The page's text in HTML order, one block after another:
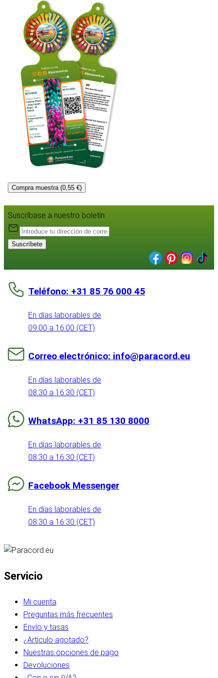
Compra muestra (0,55 €)
Suscríbase a nuestro boletín:
Suscríbete
Teléfono: +31 85 76 000 45
En días laborables de
09:00 a 16:00 (CET)
Correo electrónico: info@paracord.eu
En días laborables de
08:30 a 16:30 (CET)
WhatsApp: +31 85 130 8000
En días laborables de
08:30 a 16:30 (CET)
Facebook Messenger
En días laborables de
08:30 a 16:30 (CET)
Servicio
Mi cuenta
Preguntas más frecuentes
Envío y tasas
¿Artículo agotado?
Nuestras opciones de pago
Devoluciones